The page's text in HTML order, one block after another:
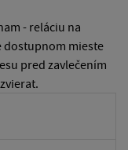
- reláciu na
dostupnom mieste
pred zavlečením